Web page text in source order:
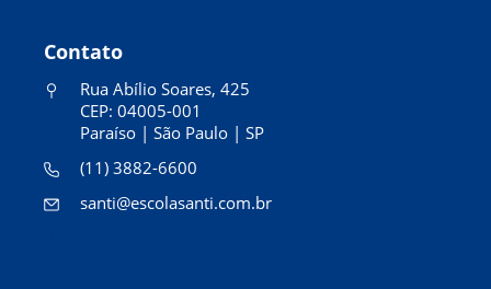
Contato
Rua Abílio Soares, 425
CEP: 04005-001
Paraíso | São Paulo | SP
(11) 3882-6600
santi@escolasanti.com.br